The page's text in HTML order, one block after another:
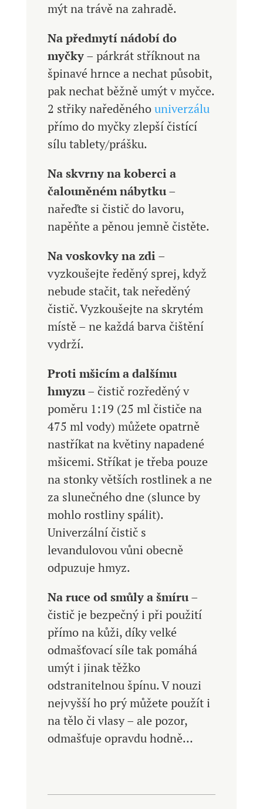
mýt na trávě na zahradě.
Na předmytí nádobí do
myčky– párkrát stříknout na
špinavé hrnce a nechat působit,
pak nechat běžně umýt v myčce.
2 střiky naředěnéhouniverzálu
přímo do myčky zlepší čistící
sílu tablety/prášku.
Na skvrny na koberci a
čalouněném nábytku–
nařeďte si čistič do lavoru,
napěňte a pěnou jemně čistěte.
Na voskovky na zdi–
vyzkoušejte ředěný sprej, když
nebude stačit, tak neředěný
čistič. Vyzkoušejte na skrytém
místě – ne každá barva čištění
vydrží.
Proti mšicím a dalšímu
hmyzu– čistič rozředěný v
poměru 1:19 (25 ml čističe na
475 ml vody) můžete opatrně
nastříkat na květiny napadené
mšicemi. Stříkat je třeba pouze
na stonky větších rostlinek a ne
za slunečného dne (slunce by
mohlo rostliny spálit).
Univerzální čistič s
levandulovou vůni obecně
odpuzuje hmyz.
Na ruce od smůly a šmíru–
čistič je bezpečný i při použití
přímo na kůži, díky velké
odmašťovací síle tak pomáhá
umýt i jinak těžko
odstranitelnou špínu. V nouzi
nejvyšší ho prý můžete použít i
na tělo či vlasy – ale pozor,
odmašťuje opravdu hodně…